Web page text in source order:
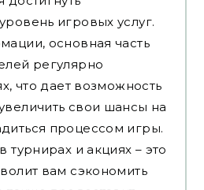
игровых услуг.
основная часть
регулярно
что дает возможность
свои шансы на
процессом игры.
турнирах и акциях – это
вам сэкономить